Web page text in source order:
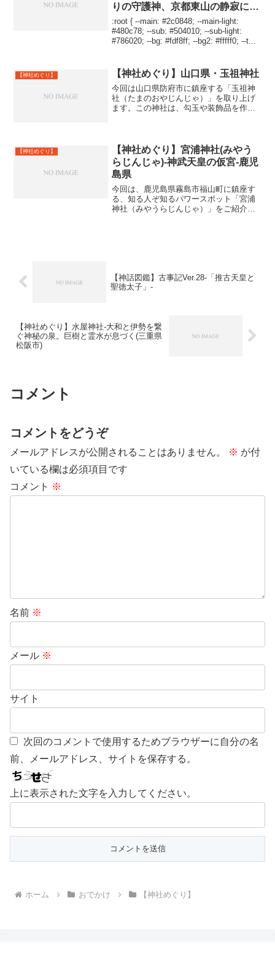
りの守護神、京都東山の静寂に佇
む社～
:root { --main: #2c0848; --main-light:
#480c78; --sub: #504010; --sub-light:
#786020; --bg: #fdf8ff; --bg2: #fffff0; --t...
【神社めぐり】 【神社めぐり】山口県・玉祖神社
今回は山口県防府市に鎮座する「玉祖神
社（たまのおやじんじゃ）」を取り上げ
ます。この神社は、勾玉や装飾品を作る
祭神玉祖命（たまのおやの...
【神社めぐり】
【神社めぐり】宮浦神社(みやう
らじんじゃ)-神武天皇の仮宮-鹿児
島県
今回は、鹿児島県霧島市福山町に鎮座す
る、知る人ぞ知るパワースポット「宮浦
神社（みやうらじんじゃ）」をご紹介し
【神話図鑑】古事記Ver.28-「推古天皇と
聖徳太子」-
【神社めぐり】水屋神社-大和と伊勢を繋
ぐ神秘の泉。巨樹と霊水が息づく(三重県
松阪市)
コメント
コメントをどうぞ
メールアドレスが公開されることはありません。 ※ が付
いている欄は必須項目です
コメント ※
名前 ※
メール ※
サイト
次回のコメントで使用するためブラウザーに自分の名
前、メールアドレス、サイトを保存する。
上に表示された文字を入力してください。
ホーム おでかけ 【神社めぐり】